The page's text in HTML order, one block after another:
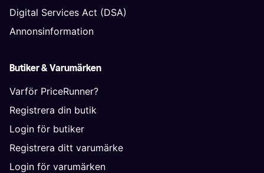
Digital Services Act (DSA)
Annonsinformation
Butiker & Varumärken
Varför PriceRunner?
Registrera din butik
Login för butiker
Registrera ditt varumärke
Login för varumärken